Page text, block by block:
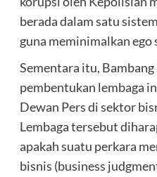
berada dalam satu
guna meminimalkan
Sementara itu,
pembentukan lembaga
Dewan Pers di sektor
Lembaga tersebut
apakah suatu perkara
bisnis (business